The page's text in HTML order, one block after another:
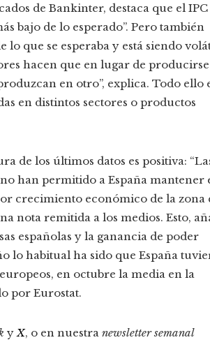
de Bankinter, destaca que el IPC
bajo de lo esperado”. Pero también
que se esperaba y está siendo
hacen que en lugar de producirse
en otro”, explica. Todo ello
en distintos sectores o productos
de los últimos datos es positiva:
han permitido a España mantener
crecimiento económico de la zona
nota remitida a los medios. Esto,
españolas y la ganancia de poder
lo habitual ha sido que España
en octubre la media en la
por Eurostat.
yX, o en nuestra newsletter semanal